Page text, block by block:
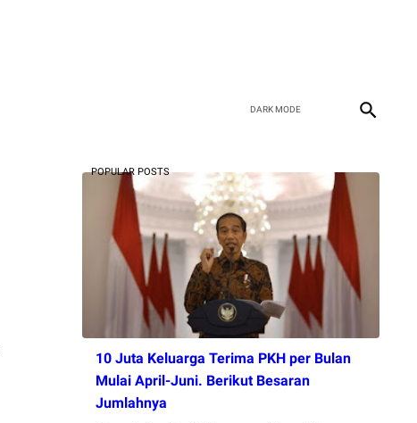
POPULAR POSTS
10 Juta Keluarga Terima PKH per Bulan
Mulai April-Juni. Berikut Besaran
Jumlahnya